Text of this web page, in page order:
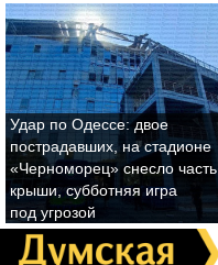
Удар по Одессе: двое
пострадавших, на стадионе
«Черноморец» снесло часть
крыши, субботняя игра
под угрозой